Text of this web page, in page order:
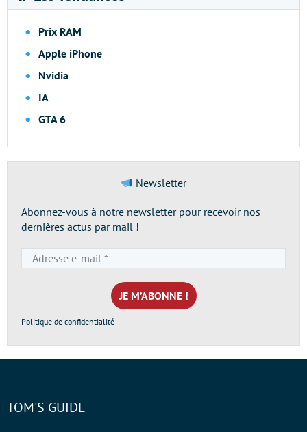
Prix RAM
Apple iPhone
Nvidia
IA
GTA 6
Newsletter
Abonnez-vous à notre newsletter pour recevoir nos
dernières actus par mail !
e-
mail
*
Politique de confidentialité
TOM'S GUIDE